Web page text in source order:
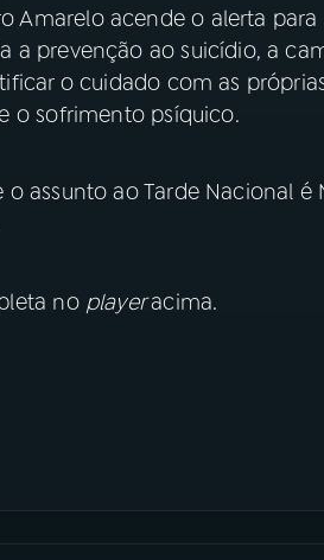
Amarelo acende o alerta
a prevenção ao suicídio, a
o cuidado com as
o sofrimento psíquico.
o assunto ao Tarde Nacional é
no playeracima.